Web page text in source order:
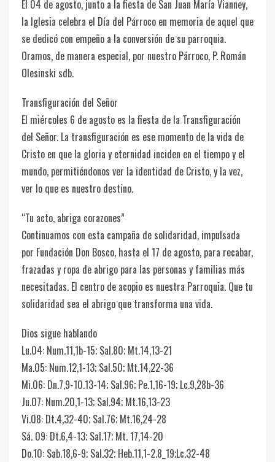
El 04 de agosto, junto a la fiesta de San Juan María Vianney,
la Iglesia celebra el Día del Párroco en memoria de aquel que
se dedicó con empeño a la conversión de su parroquia.
Oramos, de manera especial, por nuestro Párroco, P. Román
Olesinski sdb.
Transfiguración del Señor
El miércoles 6 de agosto es la fiesta de la Transfiguración
del Señor. La transfiguración es ese momento de la vida de
Cristo en que la gloria y eternidad inciden en el tiempo y el
mundo, permitiéndonos ver la identidad de Cristo, y la vez,
ver lo que es nuestro destino.
“Tu acto, abriga corazones”
Continuamos con esta campaña de solidaridad, impulsada
por Fundación Don Bosco, hasta el 17 de agosto, para recabar,
frazadas y ropa de abrigo para las personas y familias más
necesitadas. El centro de acopio es nuestra Parroquia. Que tu
solidaridad sea el abrigo que transforma una vida.
Dios sigue hablando
Lu.04: Num.11,1b-15; Sal.80; Mt.14,13-21
Ma.05: Num.12,1-13; Sal.50; Mt.14,22-36
Mi.06: Dn.7,9-10.13-14; Sal.96; Pe.1,16-19; Lc.9,28b-36
Ju.07: Num.20,1-13; Sal.94; Mt.16,13-23
Vi.08: Dt.4,32-40; Sal.76; Mt.16,24-28
Sá. 09: Dt.6,4-13; Sal.17; Mt. 17,14-20
Do.10: Sab.18,6-9; Sal.32; Heb.11,1-2.8_19;Lc.32-48